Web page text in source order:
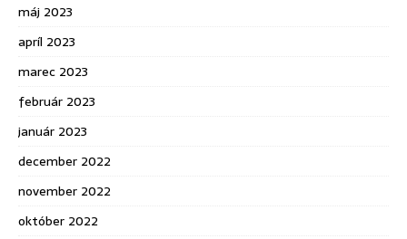
máj 2023
apríl 2023
marec 2023
február 2023
január 2023
december 2022
november 2022
október 2022